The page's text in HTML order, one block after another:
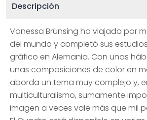
Descripción
Vanessa Brünsing ha viajado por
del mundo y completó sus
gráfico en Alemania. Con unas
unas composiciones de color en
aborda un tema muy complejo y,
multiculturalismo, sumamente
imagen a veces vale más que mil